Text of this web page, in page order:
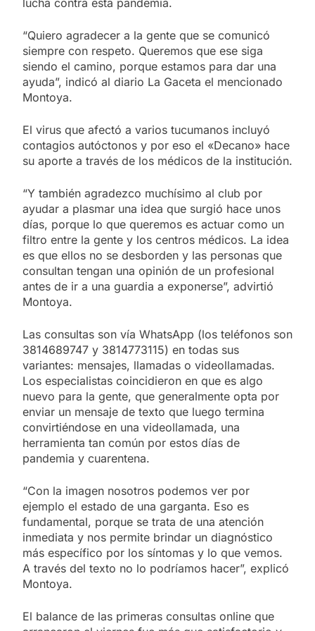
“Quiero agradecer a la gente que se comunicó
siempre con respeto. Queremos que ese siga
siendo el camino, porque estamos para dar una
ayuda”, indicó al diario La Gaceta el mencionado
Montoya.
El virus que afectó a varios tucumanos incluyó
contagios autóctonos y por eso el «Decano» hace
su aporte a través de los médicos de la institución.
“Y también agradezco muchísimo al club por
ayudar a plasmar una idea que surgió hace unos
días, porque lo que queremos es actuar como un
filtro entre la gente y los centros médicos. La idea
es que ellos no se desborden y las personas que
consultan tengan una opinión de un profesional
antes de ir a una guardia a exponerse”, advirtió
Montoya.
Las consultas son vía WhatsApp (los teléfonos son
3814689747 y 3814773115) en todas sus
variantes: mensajes, llamadas o videollamadas.
Los especialistas coincidieron en que es algo
nuevo para la gente, que generalmente opta por
enviar un mensaje de texto que luego termina
convirtiéndose en una videollamada, una
herramienta tan común por estos días de
pandemia y cuarentena.
“Con la imagen nosotros podemos ver por
ejemplo el estado de una garganta. Eso es
fundamental, porque se trata de una atención
inmediata y nos permite brindar un diagnóstico
más específico por los síntomas y lo que vemos.
A través del texto no lo podríamos hacer”, explicó
Montoya.
El balance de las primeras consultas online que